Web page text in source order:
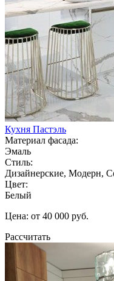
Кухня Пастэль
Материал фасада:
Эмаль
Стиль:
Дизайнерские, Модерн,
Цвет:
Белый
Цена: от 40 000 руб.
Рассчитать